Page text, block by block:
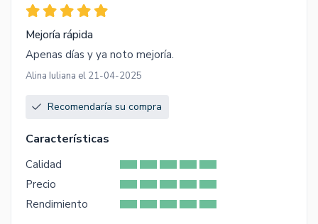
Mejoría rápida
Apenas días y ya noto mejoría.
Alina Iuliana el 21-04-2025
Recomendaría su compra
Características
Calidad
Precio
Rendimiento